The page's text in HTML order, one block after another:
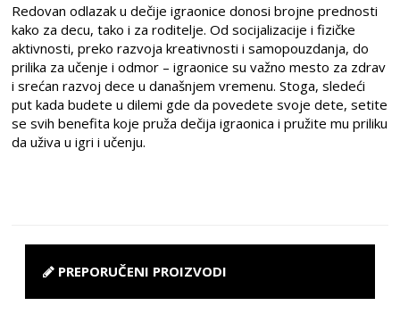
Redovan odlazak u dečije igraonice donosi brojne prednosti
kako za decu, tako i za roditelje. Od socijalizacije i fizičke
aktivnosti, preko razvoja kreativnosti i samopouzdanja, do
prilika za učenje i odmor – igraonice su važno mesto za zdrav
i srećan razvoj dece u današnjem vremenu. Stoga, sledeći
put kada budete u dilemi gde da povedete svoje dete, setite
se svih benefita koje pruža dečija igraonica i pružite mu priliku
da uživa u igri i učenju.
PREPORUČENI PROIZVODI